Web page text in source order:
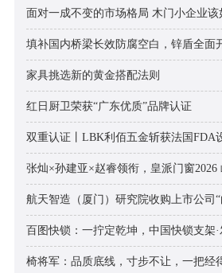
面对一成不变的市场格局 木门小企业该
填补国内桥梁长效防腐空白，锌盾全面
家具挑选新的黄金搭配法则
红日厨卫荣获“广东优质”品牌认证
双重认证丨LBK利佰五金斩获法国FDA
张灿×孙建亚×赵睿领衔，皇派门窗2026
航天智造（厦门）研究院收购上市公司
百图快锁：一拧定乾坤，中国快锁支架·
椅将军：品质底线，寸步不让，一把经